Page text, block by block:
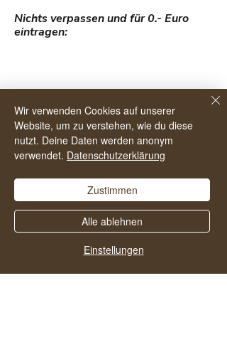
Nichts verpassen und für 0.- Euro
eintragen:
Wir verwenden Cookies auf unserer
Website, um zu verstehen, wie du diese
nutzt. Deine Daten werden anonym
verwendet. Datenschutzerklärung
Einstellungen
Alle ablehnen
Zustimmen